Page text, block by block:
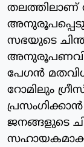
തലത്തിലാണ്
സഭയുടെ
പേഗന്‍
റോമിലും
പ്രസംഗിക്കാന്‍
ജനങ്ങളുടെ